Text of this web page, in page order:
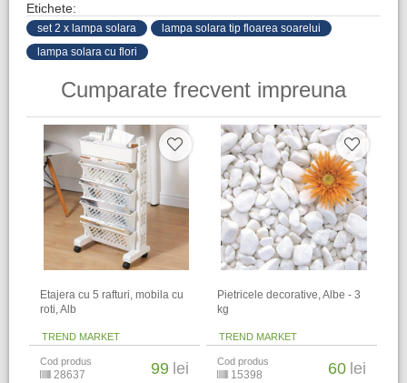
Etichete:
set 2 x lampa solara
lampa solara tip floarea soarelui
lampa solara cu flori
Cumparate frecvent impreuna
Etajera cu 5 rafturi, mobila cu
roti, Alb
TREND MARKET
Cod produs
28637 99 lei
Pietricele decorative, Albe - 3
kg
TREND MARKET
Cod produs
15398 60 lei